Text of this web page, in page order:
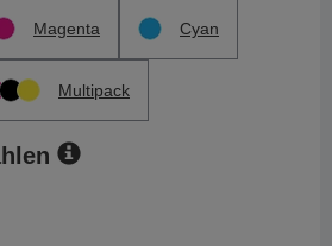
Magenta Cyan
Multipack